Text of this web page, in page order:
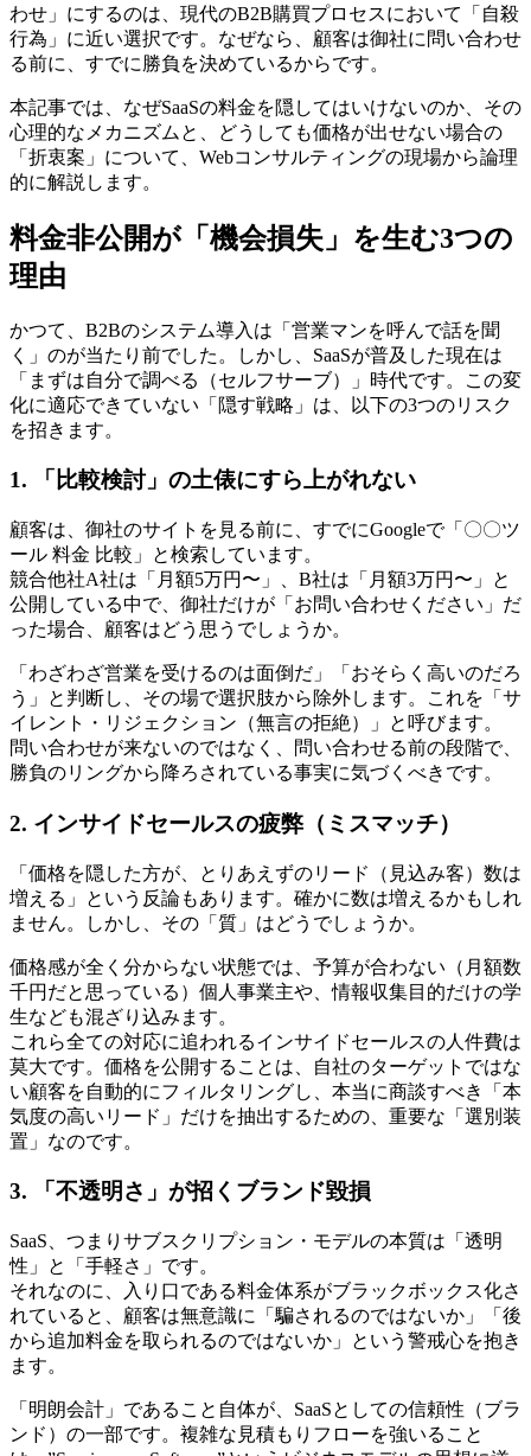
わせ」にするのは、現代のB2B購買プロセスにおいて「自殺
行為」に近い選択です。なぜなら、顧客は御社に問い合わせ
る前に、すでに勝負を決めているからです。
本記事では、なぜSaaSの料金を隠してはいけないのか、その
心理的なメカニズムと、どうしても価格が出せない場合の
「折衷案」について、Webコンサルティングの現場から論理
的に解説します。
料金非公開が「機会損失」を生む3つの
理由
かつて、B2Bのシステム導入は「営業マンを呼んで話を聞
く」のが当たり前でした。しかし、SaaSが普及した現在は
「まずは自分で調べる（セルフサーブ）」時代です。この変
化に適応できていない「隠す戦略」は、以下の3つのリスク
を招きます。
1. 「比較検討」の土俵にすら上がれない
顧客は、御社のサイトを見る前に、すでにGoogleで「〇〇ツ
ール 料金 比較」と検索しています。
競合他社A社は「月額5万円〜」、B社は「月額3万円〜」と
公開している中で、御社だけが「お問い合わせください」だ
った場合、顧客はどう思うでしょうか。
「わざわざ営業を受けるのは面倒だ」「おそらく高いのだろ
う」と判断し、その場で選択肢から除外します。これを「サ
イレント・リジェクション（無言の拒絶）」と呼びます。
問い合わせが来ないのではなく、問い合わせる前の段階で、
勝負のリングから降ろされている事実に気づくべきです。
2. インサイドセールスの疲弊（ミスマッチ）
「価格を隠した方が、とりあえずのリード（見込み客）数は
増える」という反論もあります。確かに数は増えるかもしれ
ません。しかし、その「質」はどうでしょうか。
価格感が全く分からない状態では、予算が合わない（月額数
千円だと思っている）個人事業主や、情報収集目的だけの学
生なども混ざり込みます。
これら全ての対応に追われるインサイドセールスの人件費は
莫大です。価格を公開することは、自社のターゲットではな
い顧客を自動的にフィルタリングし、本当に商談すべき「本
気度の高いリード」だけを抽出するための、重要な「選別装
置」なのです。
3. 「不透明さ」が招くブランド毀損
SaaS、つまりサブスクリプション・モデルの本質は「透明
性」と「手軽さ」です。
それなのに、入り口である料金体系がブラックボックス化さ
れていると、顧客は無意識に「騙されるのではないか」「後
から追加料金を取られるのではないか」という警戒心を抱き
ます。
「明朗会計」であること自体が、SaaSとしての信頼性（ブラ
ンド）の一部です。複雑な見積もりフローを強いること